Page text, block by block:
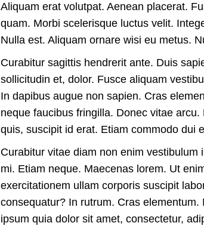
Aliquam erat volutpat. Aenean placerat.
quam. Morbi scelerisque luctus velit.
Nulla est. Aliquam ornare wisi eu metus.
Curabitur sagittis hendrerit ante. Duis
sollicitudin et, dolor. Fusce aliquam
In dapibus augue non sapien. Cras
neque faucibus fringilla. Donec vitae
quis, suscipit id erat. Etiam commodo dui
Curabitur vitae diam non enim
mi. Etiam neque. Maecenas lorem. Ut
exercitationem ullam corporis suscipit
consequatur? In rutrum. Cras
ipsum quia dolor sit amet, consectetur,